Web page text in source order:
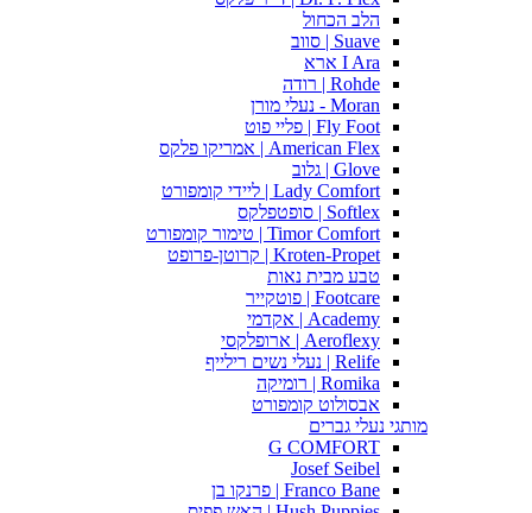
הלב הכחול
Suave | סווב
I Ara ארא
Rohde | רודה
Moran - נעלי מורן
Fly Foot | פליי פוט
American Flex | אמריקו פלקס
Glove | גלוב
Lady Comfort | ליידי קומפורט
Softlex | סופטפלקס
Timor Comfort | טימור קומפורט
Kroten-Propet | קרוטן-פרופט
טבע מבית נאות
Footcare | פוטקייר
Academy | אקדמי
Aeroflexy | ארופלקסי
Relife | נעלי נשים רילייף
Romika | רומיקה
אבסולוט קומפורט
מותגי נעלי גברים
G COMFORT
Josef Seibel
Franco Bane | פרנקו בן